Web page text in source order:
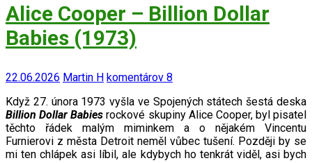
Alice Cooper – Billion Dollar
Babies (1973)
22.06.2026 Martin H komentárov 8
Když 27. února 1973 vyšla ve Spojených státech šestá deska
Billion Dollar Babies rockové skupiny Alice Cooper, byl pisatel
těchto řádek malým miminkem a o nějakém Vincentu
Furnierovi z města Detroit neměl vůbec tušení. Později by se
mi ten chlápek asi líbil, ale kdybych ho tenkrát viděl, asi bych